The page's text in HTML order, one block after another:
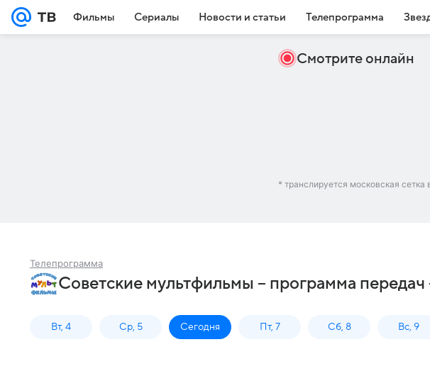
Фильмы Сериалы Новости и статьи Телепрограмма
Смотрите онлайн
* транслируется московская сетка
Телепрограмма
Советские мультфильмы – программа
Вт, 4 Ср, 5 Сегодня Пт, 7 Сб, 8 Вс, 9